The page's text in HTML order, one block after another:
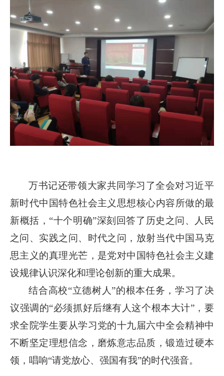
万书记还带领大家共同学习了全会对习近平
新时代中国特色社会主义思想核心内容所做的最
新概括，“十个明确”深刻回答了历史之问、人民
之问、实践之问、时代之问，放射当代中国马克
思主义的真理光芒，是党对中国特色社会主义建
设规律认识深化和理论创新的重大成果。
结合高校“立德树人”的根本任务，学习了决
议强调的“必须抓好后继有人这个根本大计”，要
求全院学生要从学习党的十九届六中全会精神中
不断坚定理想信念，磨炼意志品质，锻造过硬本
领，唱响“请党放心、强国有我”的时代强音。